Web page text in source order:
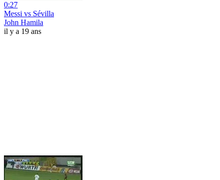
0:27
Messi vs Sévilla
John Hamila
il y a 19 ans